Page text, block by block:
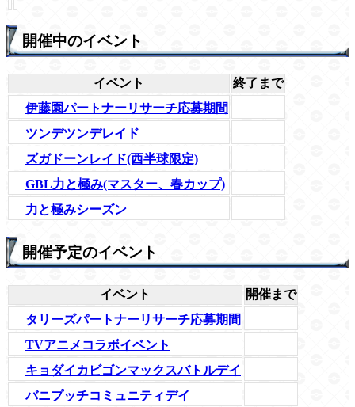
開催中のイベント
イベント
終了まで
伊藤園パートナーリサーチ応募期間
ツンデツンデレイド
ズガドーンレイド(西半球限定)
GBL力と極み(マスター、春カップ)
力と極みシーズン
開催予定のイベント
イベント
開催まで
タリーズパートナーリサーチ応募期間
TVアニメコラボイベント
キョダイカビゴンマックスバトルデイ
バニプッチコミュニティデイ